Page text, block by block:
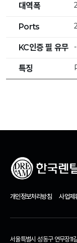
대역폭
Ports
KC인증 필 유무 -
특징
개인정보처리방침 사업제
서울특별시 성동구 연무장11